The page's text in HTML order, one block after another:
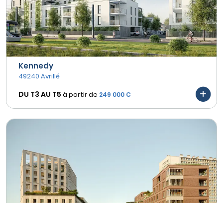
Kennedy
49240 Avrillé
DU T3 AU T5 à partir de 249 000 €